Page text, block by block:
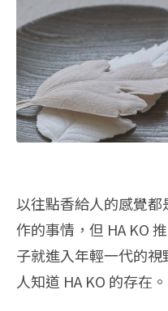
以往點香給人的感覺
作的事情，但 HA KO
子就進入年輕一代的視
人知道 HA KO 的存在。